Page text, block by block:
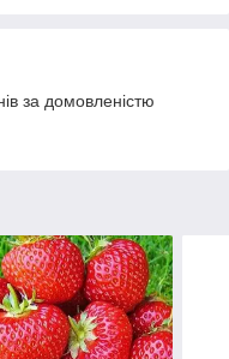
за домовленістю